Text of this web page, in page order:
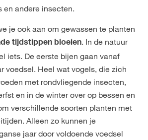
en andere insecten.
je ook aan om gewassen te planten
tijdstippen bloeien. In de natuur
iets. De eerste bijen gaan vanaf
voedsel. Heel wat vogels, die zich
met rondvliegende insecten,
en in de winter over op bessen en
verschillende soorten planten met
Alleen zo kunnen je
jaar door voldoende voedsel